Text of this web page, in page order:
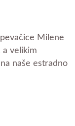
Milene
a velikim
naše estradno